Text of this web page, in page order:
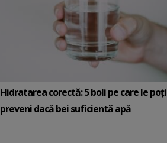
Hidratarea corectă: 5 boli pe care le poți
preveni dacă bei suficientă apă